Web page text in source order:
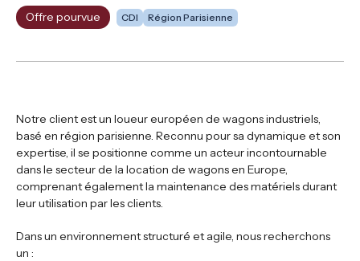
Offre pourvue CDI Région Parisienne
Notre client est un loueur européen de wagons industriels,
basé en région parisienne. Reconnu pour sa dynamique et son
expertise, il se positionne comme un acteur incontournable
dans le secteur de la location de wagons en Europe,
comprenant également la maintenance des matériels durant
leur utilisation par les clients.
Dans un environnement structuré et agile, nous recherchons
un :